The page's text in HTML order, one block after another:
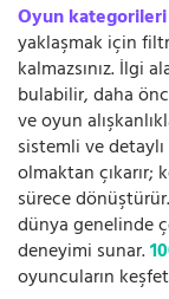
Oyun kategorileri
yaklaşmak için
kalmazsınız. İlgi
bulabilir, daha
ve oyun
sistemli ve
olmaktan çıkarır;
sürece dönüştürür.
dünya genelinde
deneyimi sunar.
oyuncuların